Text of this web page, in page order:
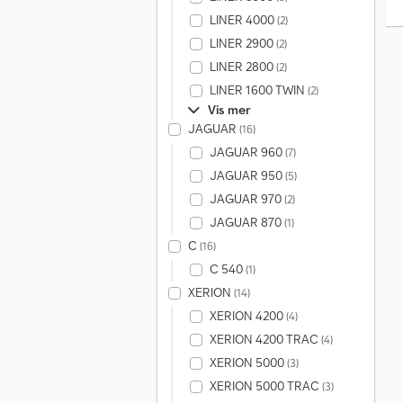
LINER 4000(2)
LINER 2900(2)
LINER 2800(2)
LINER 1600 TWIN (2)
Vis mer
JAGUAR (16)
JAGUAR 960(7)
JAGUAR 950(5)
JAGUAR 970(2)
JAGUAR 870(1)
C (16)
C 540(1)
XERION (14)
XERION 4200(4)
XERION 4200 TRAC (4)
XERION 5000(3)
XERION 5000 TRAC (3)